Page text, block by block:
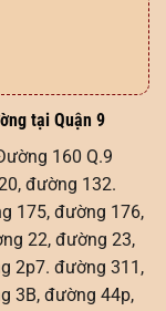
tại Quận 9
160 Q.9
đường 132.
175, đường 176,
22, đường 23,
2p7. đường 311,
3B, đường 44p,